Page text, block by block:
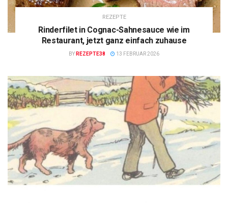
REZEPTE
Rinderfilet in Cognac-Sahnesauce wie im
Restaurant, jetzt ganz einfach zuhause
BY REZEPTE38 13 FEBRUAR 2026